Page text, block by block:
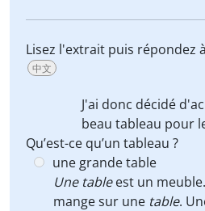
Lisez l'extrait puis répondez
中文
J'ai donc décidé
beau tableau pour
Qu’est-ce qu’un tableau ?
une grande table
Une tableest un
mange sur une table.